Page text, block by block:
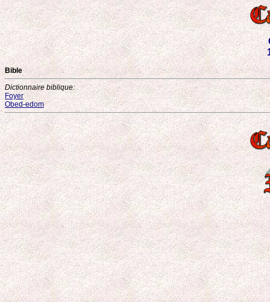
Bible
Dictionnaire biblique:
Foyer
Obed-edom